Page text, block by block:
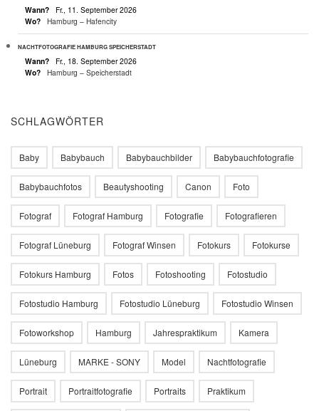
Wann?
Fr., 11. September 2026
Wo?
Hamburg – Hafencity
NACHTFOTOGRAFIE HAMBURG SPEICHERSTADT
Wann?
Fr., 18. September 2026
Wo?
Hamburg – Speicherstadt
SCHLAGWÖRTER
Baby Babybauch Babybauchbilder Babybauchfotografie
Babybauchfotos Beautyshooting Canon Foto
Fotograf Fotograf Hamburg Fotografie Fotografieren
Fotograf Lüneburg Fotograf Winsen Fotokurs Fotokurse
Fotokurs Hamburg Fotos Fotoshooting Fotostudio
Fotostudio Hamburg Fotostudio Lüneburg Fotostudio Winsen
Fotoworkshop Hamburg Jahrespraktikum Kamera
Lüneburg MARKE - SONY Model Nachtfotografie
Portrait Portraitfotografie Portraits Praktikum